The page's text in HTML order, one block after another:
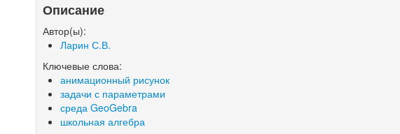
Описание
Автор(ы):
Ларин С.В.
Ключевые слова:
анимационный рисунок
задачи с параметрами
среда GeoGebra
школьная алгебра